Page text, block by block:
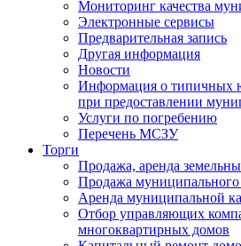
Мониторинг качества
Электронные сервисы
Предварительная запись
Другая информация
Новости
Информация о типичных
при предоставлении
Услуги по погребению
Перечень МСЗУ
Торги
Продажа, аренда
Продажа
Аренда муниципальной
Отбор управляющих
многоквартирных домов